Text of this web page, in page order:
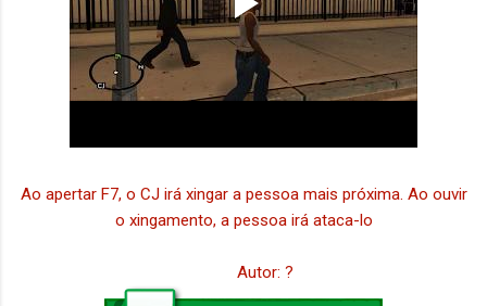
Ao apertar F7, o CJ irá xingar a pessoa mais próxima. Ao ouvir
o xingamento, a pessoa irá ataca-lo
Autor: ?